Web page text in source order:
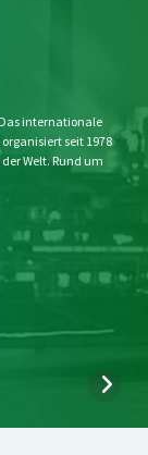
internationale
seit 1978
Welt. Rund um